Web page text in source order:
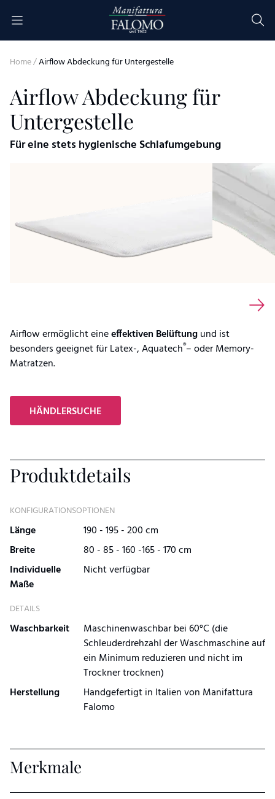
seit 1962
Home/Airflow Abdeckung für Untergestelle
Airflow Abdeckung für
Untergestelle
Für eine stets hygienische Schlafumgebung
Airflow ermöglicht eineeffektiven Belüftungund ist
besonders geeignet für Latex-, Aquatech®– oder Memory-
Matratzen.
HÄNDLERSUCHE
Produktdetails
KONFIGURATIONSOPTIONEN
Länge
190 - 195 - 200 cm
Breite
80 - 85 - 160 -165 - 170 cm
Individuelle
Maße
Nicht verfügbar
DETAILS
Waschbarkeit
Maschinenwaschbar bei 60°C (die
Schleuderdrehzahl der Waschmaschine auf
ein Minimum reduzieren und nicht im
Trockner trocknen)
Herstellung
Handgefertigt in Italien von Manifattura
Falomo
Merkmale